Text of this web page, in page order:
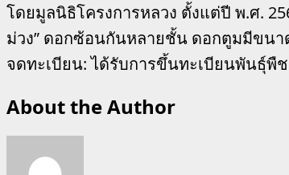
โดยมูลนิธิโครงการหลวง ตั้งแต่ปี พ.ศ.
ม่วง” ดอกซ้อนกันหลายชั้น ดอกตูมมีขน
จดทะเบียน: ได้รับการขึ้นทะเบียนพันธุ์พื
About the Author